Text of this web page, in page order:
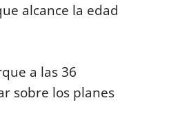
alcance la edad
a las 36
sobre los planes